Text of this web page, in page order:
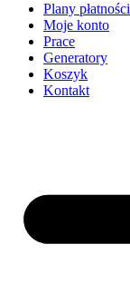
Plany płatności
Moje konto
Prace
Generatory
Koszyk
Kontakt